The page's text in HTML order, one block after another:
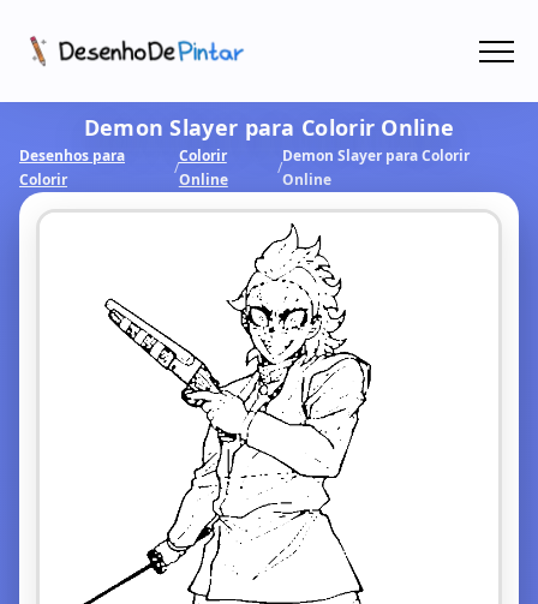
Coletâneas de Desenhos - PDF
Colorir Online
Demon Slayer para Colorir Online
Desenhos para
Colorir
/
Colorir
Online
/
Demon Slayer para Colorir
Online